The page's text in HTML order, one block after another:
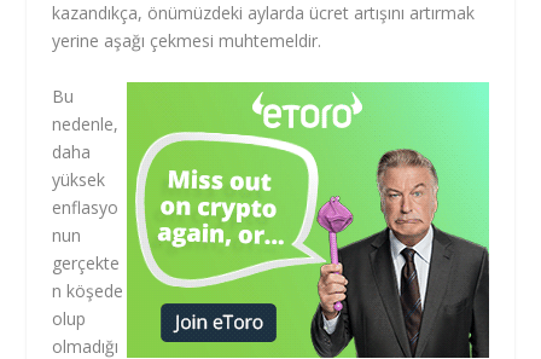
kazandıkça, önümüzdeki aylarda ücret artışını artırmak
yerine aşağı çekmesi muhtemeldir.
Bu
nedenle,
daha
yüksek
enflasyo
nun
gerçekte
n köşede
olup
olmadığı